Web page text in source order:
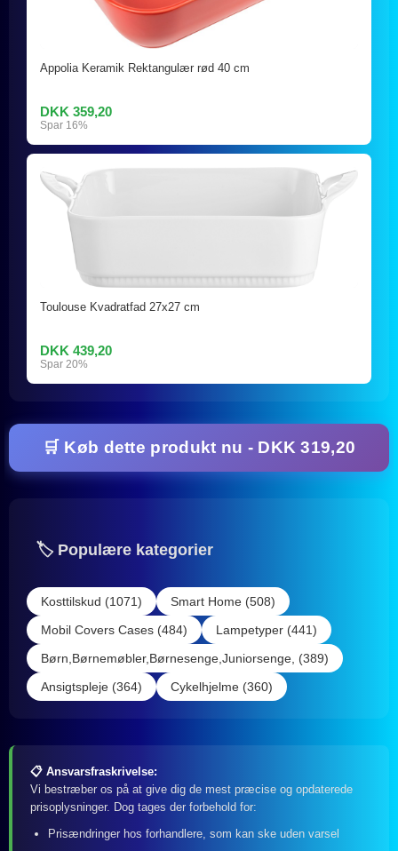
Appolia Keramik Rektangulær rød 40 cm
DKK 359,20
Spar 16%
Toulouse Kvadratfad 27x27 cm
DKK 439,20
Spar 20%
🛒 Køb dette produkt nu - DKK 319,20
🏷️ Populære kategorier
Kosttilskud (1071)
Smart Home (508)
Mobil Covers Cases (484)
Lampetyper (441)
Børn,Børnemøbler,Børnesenge,Juniorsenge, (389)
Ansigtspleje (364)
Cykelhjelme (360)
📋 Ansvarsfraskrivelse:
Vi bestræber os på at give dig de mest præcise og opdaterede
prisoplysninger. Dog tages der forbehold for:
Prisændringer hos forhandlere, som kan ske uden varsel